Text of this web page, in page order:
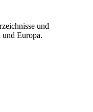
und
Europa.